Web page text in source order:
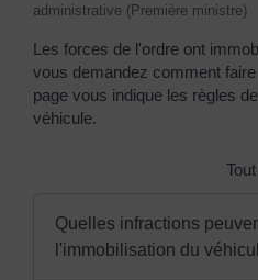
administrative (Première ministre)
Les forces de l'ordre ont
vous demandez comment
page vous indique les règles
véhicule.
Quelles infractions
l'immobilisation du